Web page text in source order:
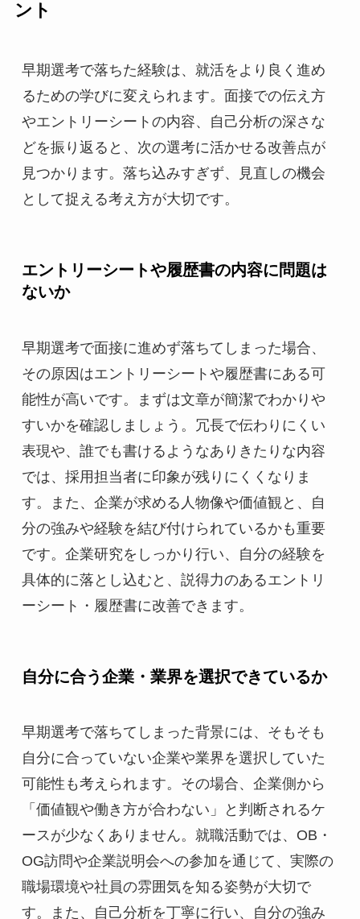
ント
早期選考で落ちた経験は、就活をより良く進め
るための学びに変えられます。面接での伝え方
やエントリーシートの内容、自己分析の深さな
どを振り返ると、次の選考に活かせる改善点が
見つかります。落ち込みすぎず、見直しの機会
として捉える考え方が大切です。
エントリーシートや履歴書の内容に問題は
ないか
早期選考で面接に進めず落ちてしまった場合、
その原因はエントリーシートや履歴書にある可
能性が高いです。まずは文章が簡潔でわかりや
すいかを確認しましょう。冗長で伝わりにくい
表現や、誰でも書けるようなありきたりな内容
では、採用担当者に印象が残りにくくなりま
す。また、企業が求める人物像や価値観と、自
分の強みや経験を結び付けられているかも重要
です。企業研究をしっかり行い、自分の経験を
具体的に落とし込むと、説得力のあるエントリ
ーシート・履歴書に改善できます。
自分に合う企業・業界を選択できているか
早期選考で落ちてしまった背景には、そもそも
自分に合っていない企業や業界を選択していた
可能性も考えられます。その場合、企業側から
「価値観や働き方が合わない」と判断されるケ
ースが少なくありません。就職活動では、OB・
OG訪問や企業説明会への参加を通じて、実際の
職場環境や社員の雰囲気を知る姿勢が大切で
す。また、自己分析を丁寧に行い、自分の強み